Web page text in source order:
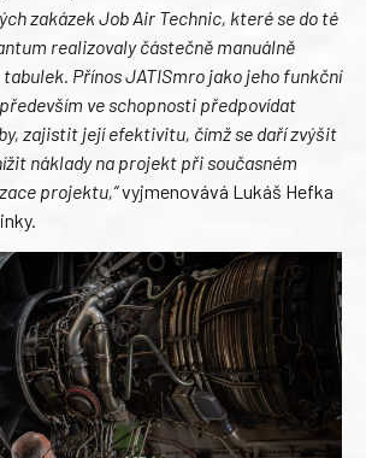
zakázek Job Air Technic, které se do té
realizovaly částečně manuálně
Přínos JATISmro jako jeho funkční
ve schopnosti předpovídat
zajistit její efektivitu, čímž se daří zvýšit
náklady na projekt při současném
projektu,“vyjmenovává Lukáš Hefka